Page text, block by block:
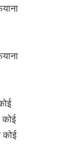
कोई
कोई